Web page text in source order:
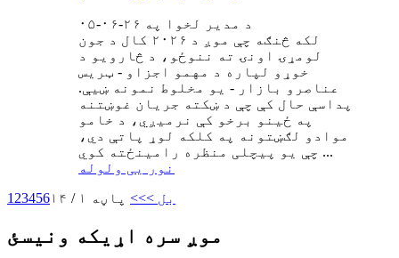
د مدیر لخوا په ۲۶-۰۶-۰۵
لکه څنګه چې موږ د ۲۰۲۶ کال د جون
لومړۍ اونۍ ته ننوځو، د څارویو د
خوړو لپاره د مهمو اجزاو - ټریس
عناصرو بازار - یو مخلوط نمونه ښیې.
پداسې حال کې چې د ښکته جریان غوښتنه
په ځینو برخو کې نرمیږي، د خامو
موادو لګښتونه په کلکه لوړ پاتې دي،
چې یو پیچلی منظره رامینځته کوي ...
نور یی ولوله
1 23456 بل >>> پاڼه ۱ / ۱۴
موږ سره اړیکه ونیسئ